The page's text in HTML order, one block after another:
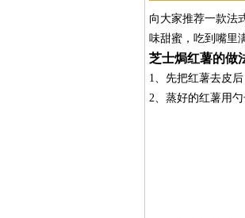
向大家推荐一款法
味甜蜜，吃到嘴里
芝士焗红薯的做
1、先把红薯去皮
2、蒸好的红薯用勺